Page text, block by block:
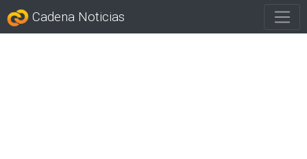
Cadena Noticias